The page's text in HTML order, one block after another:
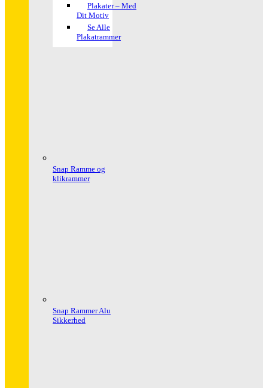
Plakater – Med
Dit Motiv
Se Alle
Plakatrammer
Snap Ramme og
klikrammer
Snap Rammer Alu
Sikkerhed